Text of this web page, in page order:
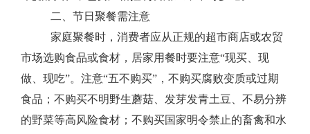
二、节日聚餐需注意
家庭聚餐时，消费者应从正规的超市商店或农贸
市场选购食品或食材，居家用餐时要注意“现买、现
做、现吃”。注意“五不购买”，不购买腐败变质或过期
食品；不购买不明野生蘑菇、发芽发青土豆、不易分辨
的野菜等高风险食材；不购买国家明令禁止的畜禽和水